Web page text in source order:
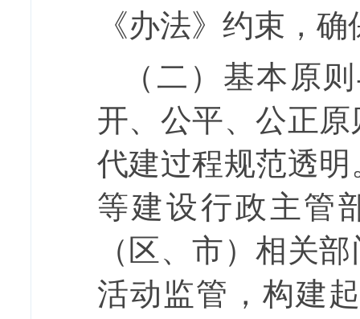
《办法》约束，
（二）基本原
开、公平、公正
代建过程规范透
等建设行政主管
（区、市）相关
活动监管，构建